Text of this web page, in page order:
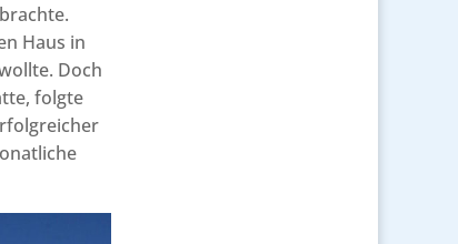
Haus in
Doch
folgte